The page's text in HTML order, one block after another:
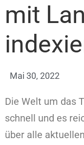
mit
Mai 30, 2022
Die Welt um das
schnell und es
über alle